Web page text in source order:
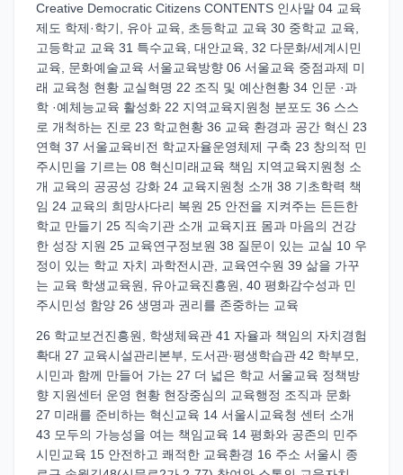
Creative Democratic Citizens CONTENTS 인사말 04 교육
제도 학제·학기, 유아 교육, 초등학교 교육 30 중학교 교육,
고등학교 교육 31 특수교육, 대안교육, 32 다문화/세계시민
교육, 문화예술교육 서울교육방향 06 서울교육 중점과제 미
래 교육청 현황 교실혁명 22 조직 및 예산현황 34 인문 ·과
학 ·예체능교육 활성화 22 지역교육지원청 분포도 36 스스
로 개척하는 진로 23 학교현황 36 교육 환경과 공간 혁신 23
연혁 37 서울교육비전 학교자율운영체제 구축 23 창의적 민
주시민을 기르는 08 혁신미래교육 책임 지역교육지원청 소
개 교육의 공공성 강화 24 교육지원청 소개 38 기초학력 책
임 24 교육의 희망사다리 복원 25 안전을 지켜주는 든든한
학교 만들기 25 직속기관 소개 교육지표 몸과 마음의 건강
한 성장 지원 25 교육연구정보원 38 질문이 있는 교실 10 우
정이 있는 학교 자치 과학전시관, 교육연수원 39 삶을 가꾸
는 교육 학생교육원, 유아교육진흥원, 40 평화감수성과 민
주시민성 함양 26 생명과 권리를 존중하는 교육
26 학교보건진흥원, 학생체육관 41 자율과 책임의 자치경험
확대 27 교육시설관리본부, 도서관·평생학습관 42 학부모,
시민과 함께 만들어 가는 27 더 넓은 학교 서울교육 정책방
향 지원센터 운영 현황 현장중심의 교육행정 조직과 문화
27 미래를 준비하는 혁신교육 14 서울시교육청 센터 소개
43 모두의 가능성을 여는 책임교육 14 평화와 공존의 민주
시민교육 15 안전하고 쾌적한 교육환경 16 주소 서울시 종